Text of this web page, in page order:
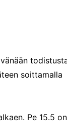
soittamalla
Pe 15.5